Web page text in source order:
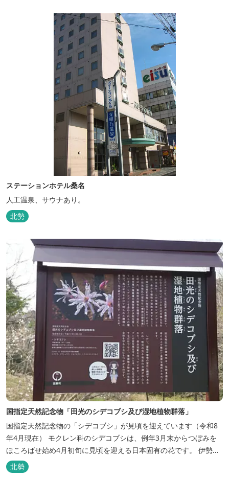
ステーションホテル桑名
人工温泉、サウナあり。
北勢
国指定天然記念物「田光のシデコブシ及び湿地植物群落」
国指定天然記念物の「シデコブシ」が見頃を迎えています（令和8
年4月現在） モクレン科のシデコブシは、例年3月末からつぼみを
ほころばせ始め4月初旬に見頃を迎える日本固有の花です。 伊勢湾
周辺の狭い範囲に自生するシデコブシは、三重県内ではいなべ市、
菰野町、四日市市などの北勢地方に見られ これらの自生地は日本に
北勢